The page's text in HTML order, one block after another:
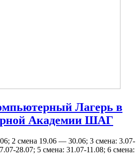
Лагерь в
Академии ШАГ
2 смена 19.06 — 30.06; 3 смена: 3.07-
28.07; 5 смена: 31.07-11.08; 6 смена: